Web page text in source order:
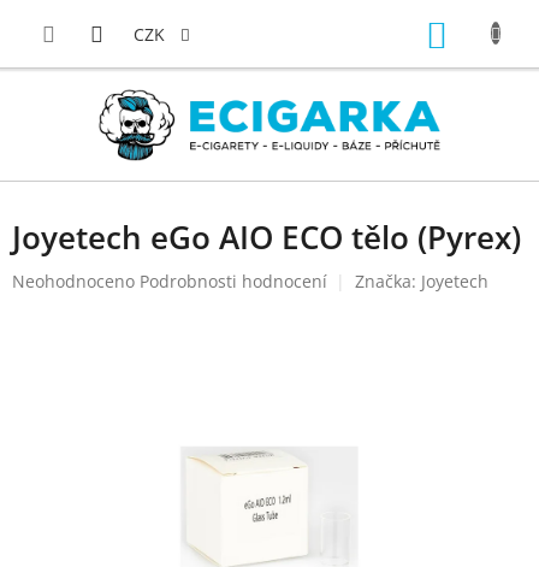
CZK
Joyetech eGo AIO ECO tělo (Pyrex)
Průměrné
Neohodnoceno Podrobnosti hodnocení Značka: Joyetech